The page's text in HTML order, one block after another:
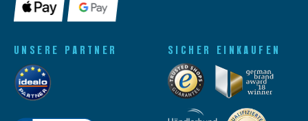
UNSERE PARTNER SICHER EINKAUFEN